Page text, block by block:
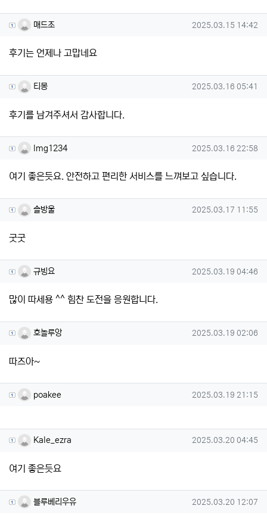
매드조님의 댓글
매드조 작성일
2025.03.15 14:42
후기는 언제나 고맙네요
티몽님의 댓글
티몽 작성일
2025.03.16 05:41
후기를 남겨주셔서 감사합니다.
lmg1234님의 댓글
lmg1234 작성일
2025.03.16 22:58
여기 좋은듯요. 안전하고 편리한 서비스를 느껴보고 싶습니다.
솔방울님의 댓글
솔방울 작성일
2025.03.17 11:55
굿굿
규빙요님의 댓글
규빙요 작성일
2025.03.19 04:46
많이 따세용 ^^ 힘찬 도전을 응원합니다.
호놀루앙님의 댓글
호놀루앙 작성일
2025.03.19 02:06
따즈아~
poakee님의 댓글
poakee 작성일
2025.03.19 21:15
Kale_ezra님의 댓글
Kale_ezra 작성일
2025.03.20 04:45
여기 좋은듯요
블루베리우유님의 댓글
블루베리우유 작성일
2025.03.20 12:07